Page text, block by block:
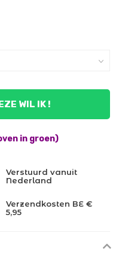
WIL IK !
in groen)
Verstuurd vanuit
Nederland
Verzendkosten BE €
5,95